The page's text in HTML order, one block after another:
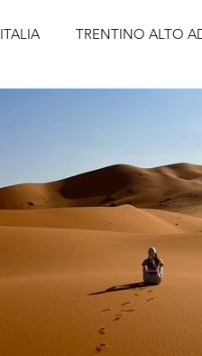
ITALIA TRENTINO ALTO
SPAGNA
PORTOGALLO
PARIGI